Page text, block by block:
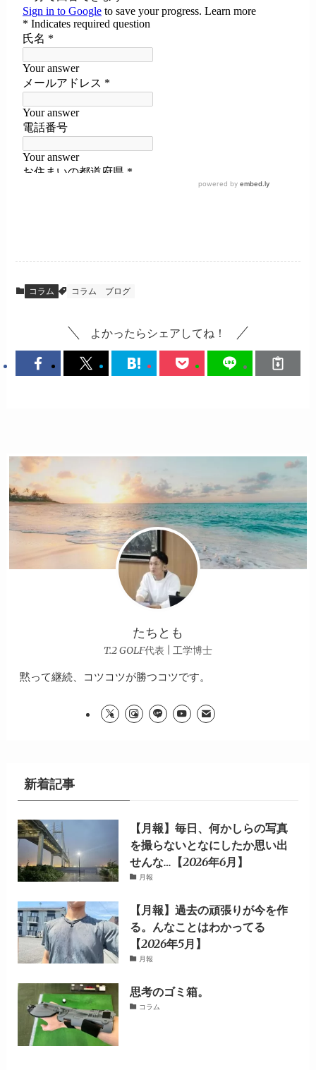
コラム コラム ブログ
よかったらシェアしてね！
たちとも
T.2 GOLF代表 | 工学博士
黙って継続、コツコツが勝つコツです。
新着記事
【月報】毎日、何かしらの写真
を撮らないとなにしたか思い出
せんな…【2026年6月】
月報
【月報】過去の頑張りが今を作
る。んなことはわかってる
【2026年5月】
月報
思考のゴミ箱。
コラム